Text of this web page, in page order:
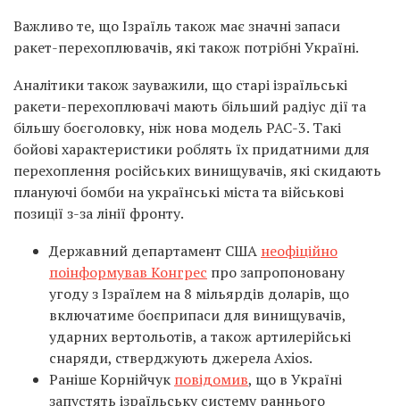
Важливо те, що Ізраїль також має значні запаси
ракет-перехоплювачів, які також потрібні Україні.
Аналітики також зауважили, що старі ізраїльські
ракети-перехоплювачі мають більший радіус дії та
більшу боєголовку, ніж нова модель PAC-3. Такі
бойові характеристики роблять їх придатними для
перехоплення російських винищувачів, які скидають
плануючі бомби на українські міста та військові
позиції з-за лінії фронту.
Державний департамент США неофіційно
поінформував Конгрес про запропоновану
угоду з Ізраїлем на 8 мільярдів доларів, що
включатиме боєприпаси для винищувачів,
ударних вертольотів, а також артилерійські
снаряди, стверджують джерела Axios.
Раніше Корнійчук повідомив, що в Україні
запустять ізраїльську систему раннього